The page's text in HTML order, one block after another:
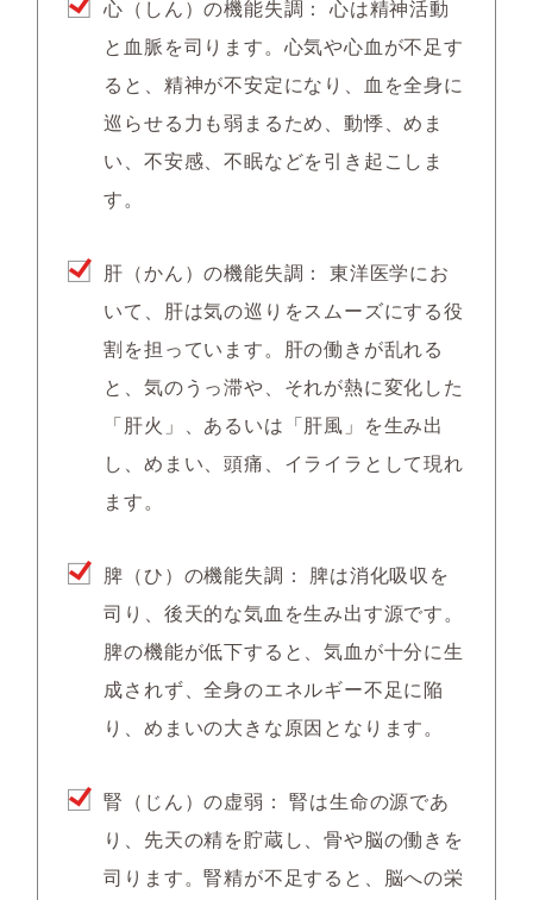
心（しん）の機能失調： 心は精神活動
と血脈を司ります。心気や心血が不足す
ると、精神が不安定になり、血を全身に
巡らせる力も弱まるため、動悸、めま
い、不安感、不眠などを引き起こしま
す。
肝（かん）の機能失調： 東洋医学にお
いて、肝は気の巡りをスムーズにする役
割を担っています。肝の働きが乱れる
と、気のうっ滞や、それが熱に変化した
「肝火」、あるいは「肝風」を生み出
し、めまい、頭痛、イライラとして現れ
ます。
脾（ひ）の機能失調： 脾は消化吸収を
司り、後天的な気血を生み出す源です。
脾の機能が低下すると、気血が十分に生
成されず、全身のエネルギー不足に陥
り、めまいの大きな原因となります。
腎（じん）の虚弱： 腎は生命の源であ
り、先天の精を貯蔵し、骨や脳の働きを
司ります。腎精が不足すると、脳への栄